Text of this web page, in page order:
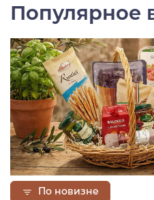
Популярное
По новизне